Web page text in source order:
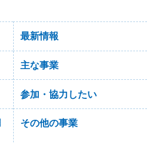
最新情報
主な事業
参加・協力したい
その他の事業